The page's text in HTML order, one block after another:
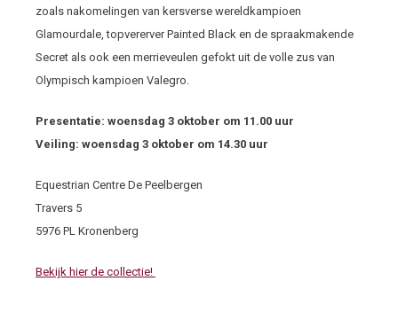
zoals nakomelingen van kersverse wereldkampioen
Glamourdale, topvererver Painted Black en de spraakmakende
Secret als ook een merrieveulen gefokt uit de volle zus van
Olympisch kampioen Valegro.
Presentatie: woensdag 3 oktober om 11.00 uur
Veiling: woensdag 3 oktober om 14.30 uur
Equestrian Centre De Peelbergen
Travers 5
5976 PL Kronenberg
Bekijk hier de collectie!